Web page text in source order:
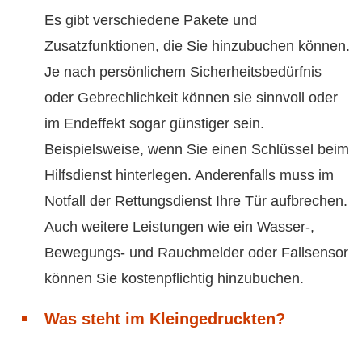
Es gibt verschiedene Pakete und
Zusatzfunktionen, die Sie hinzubuchen können.
Je nach persönlichem Sicherheitsbedürfnis
oder Gebrechlichkeit können sie sinnvoll oder
im Endeffekt sogar günstiger sein.
Beispielsweise, wenn Sie einen Schlüssel beim
Hilfsdienst hinterlegen. Anderenfalls muss im
Notfall der Rettungsdienst Ihre Tür aufbrechen.
Auch weitere Leistungen wie ein Wasser-,
Bewegungs- und Rauchmelder oder Fallsensor
können Sie kostenpflichtig hinzubuchen.
Was steht im Kleingedruckten?